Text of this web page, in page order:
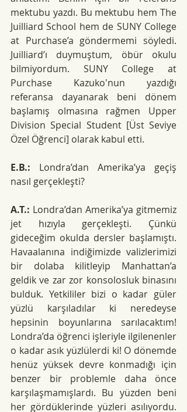
mektubu yazdı. Bu mektubu hem The
Juilliard School hem de SUNY College
at Purchase’a göndermemi söyledi.
Juilliard’ı duymuştum, öbür okulu
bilmiyordum. SUNY College at
Purchase Kazuko'nun yazdığı
referansa dayanarak beni dönem
başlamış olmasına rağmen Upper
Division Special Student [Üst Seviye
Özel Öğrenci] olarak kabul etti.
E.B.: Londra’dan Amerika’ya geçiş
nasıl gerçekleşti?
A.T.: Londra’dan Amerika’ya gitmemiz
jet hızıyla gerçekleşti. Çünkü
gideceğim okulda dersler başlamıştı.
Havaalanına indiğimizde valizlerimizi
bir dolaba kilitleyip Manhattan’a
geldik ve zar zor konsolosluk binasını
bulduk. Yetkililer bizi o kadar güler
yüzlü karşıladılar ki neredeyse
hepsinin boyunlarına sarılacaktım!
Londra’da öğrenci işleriyle ilgilenenler
o kadar asık yüzlülerdi ki! O dönemde
henüz yüksek devre konmadığı için
benzer bir problemle daha önce
karşılaşmamışlardı. Bu yüzden beni
her gördüklerinde yüzleri asılıyordu.